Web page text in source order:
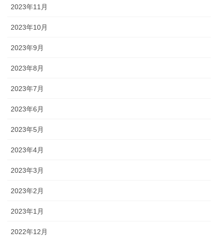
2023年11月
2023年10月
2023年9月
2023年8月
2023年7月
2023年6月
2023年5月
2023年4月
2023年3月
2023年2月
2023年1月
2022年12月